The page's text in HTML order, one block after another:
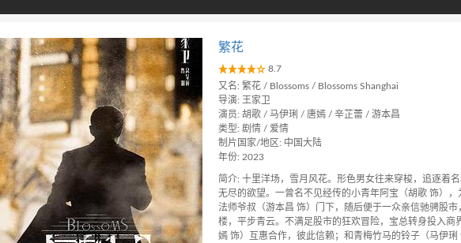
繁花
8.7
又名: 繁花 / Blossoms / Blossoms Shanghai
导演: 王家卫
演员: 胡歌 / 马伊琍 / 唐嫣 / 辛芷蕾 / 游本昌
类型: 剧情 / 爱情
制片国家/地区: 中国大陆
年份: 2023
简介: 十里洋场，雪月风花。形色男女往来穿梭，追逐着
无尽的欲望。一曾名不见经传的小青年阿宝（胡歌 饰）
法师爷叔（游本昌 饰）门下，随后便于一众亲信驰骋股
楼，平步青云。不满足股市的狂欢冒险，宝总转身投入商
嫣 饰）互惠合作，彼此信赖；和青梅竹马的铃子（马伊琍